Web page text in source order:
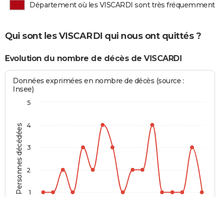
Département où les VISCARDI sont très fréquemment
Qui sont les VISCARDI qui nous ont quittés ?
Evolution du nombre de décès de VISCARDI
Personnes décédées
Données exprimées en nombre de décès (source :
Insee)
1
2
3
4
5